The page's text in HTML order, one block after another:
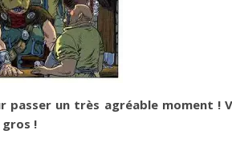
un très agréable moment !
!